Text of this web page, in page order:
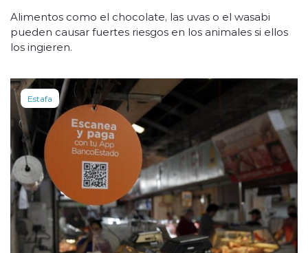
Alimentos como el chocolate, las uvas o el wasabi
pueden causar fuertes riesgos en los animales si ellos
los ingieren.
Estafa